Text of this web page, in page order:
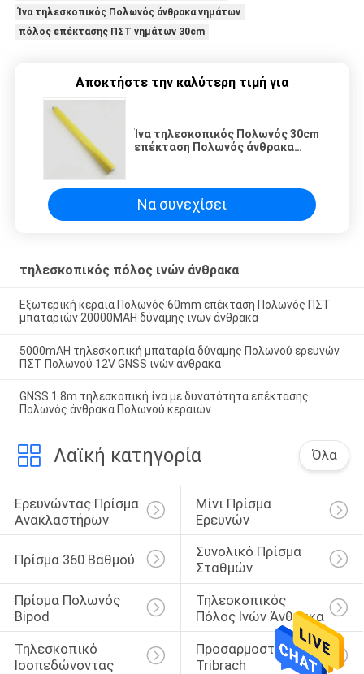
Ίνα τηλεσκοπικός Πολωνός άνθρακα νημάτων
πόλος επέκτασης ΠΣΤ νημάτων 30cm
Αποκτήστε την καλύτερη τιμή για
Ίνα τηλεσκοπικός Πολωνός 30cm
επέκταση Πολωνός άνθρακα
Να συνεχίσει
τηλεσκοπικός πόλος ινών άνθρακα
Εξωτερική κεραία Πολωνός 60mm επέκταση Πολωνός ΠΣΤ
μπαταριών 20000MAH δύναμης ινών άνθρακα
5000mAH τηλεσκοπική μπαταρία δύναμης Πολωνού ερευνών
ΠΣΤ Πολωνού 12V GNSS ινών άνθρακα
GNSS 1.8m τηλεσκοπική ίνα με δυνατότητα επέκτασης
Πολωνός άνθρακα Πολωνού κεραιών
Λαϊκή κατηγορία Όλα
Ερευνώντας Πρίσμα
Ανακλαστήρων
Μίνι Πρίσμα
Ερευνών
Πρίσμα 360 Βαθμού
Συνολικό Πρίσμα
Σταθμών
Πρίσμα Πολωνός
Bipod
Τηλεσκοπικός
Πόλος Ινών Άνθρακα
Τηλεσκοπικό
Ισοπεδώνοντας
Προσαρμοστής
Tribrach